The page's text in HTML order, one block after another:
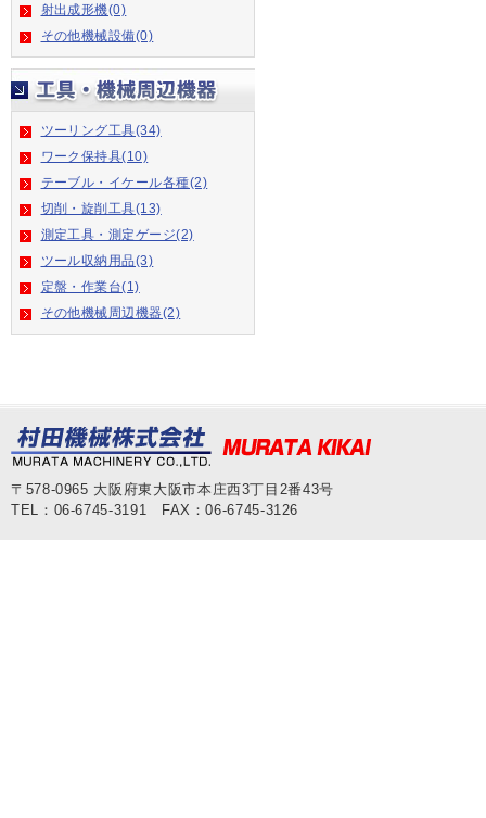
射出成形機(0)
その他機械設備(0)
ツーリング工具(34)
ワーク保持具(10)
テーブル・イケール各種(2)
切削・旋削工具(13)
測定工具・測定ゲージ(2)
ツール収納用品(3)
定盤・作業台(1)
その他機械周辺機器(2)
〒578-0965 大阪府東大阪市本庄西3丁目2番43号
TEL：06-6745-3191 FAX：06-6745-3126